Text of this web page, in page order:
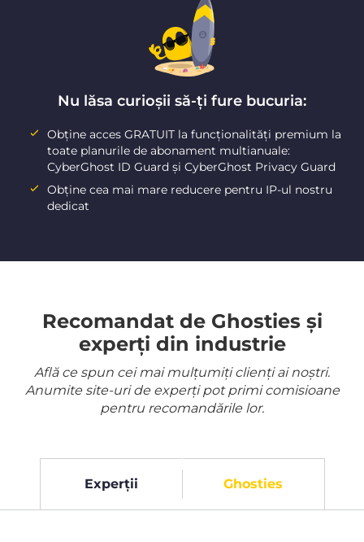
Nu lăsa curioșii să-ți fure bucuria:
Obține acces GRATUIT la funcționalități premium la
toate planurile de abonament multianuale:
CyberGhost ID Guard și CyberGhost Privacy Guard
Obține cea mai mare reducere pentru IP-ul nostru
dedicat
Recomandat de Ghosties și
experți din industrie
Află ce spun cei mai mulțumiți clienți ai noștri.
Anumite site-uri de experți pot primi comisioane
pentru recomandările lor.
Experții Ghosties